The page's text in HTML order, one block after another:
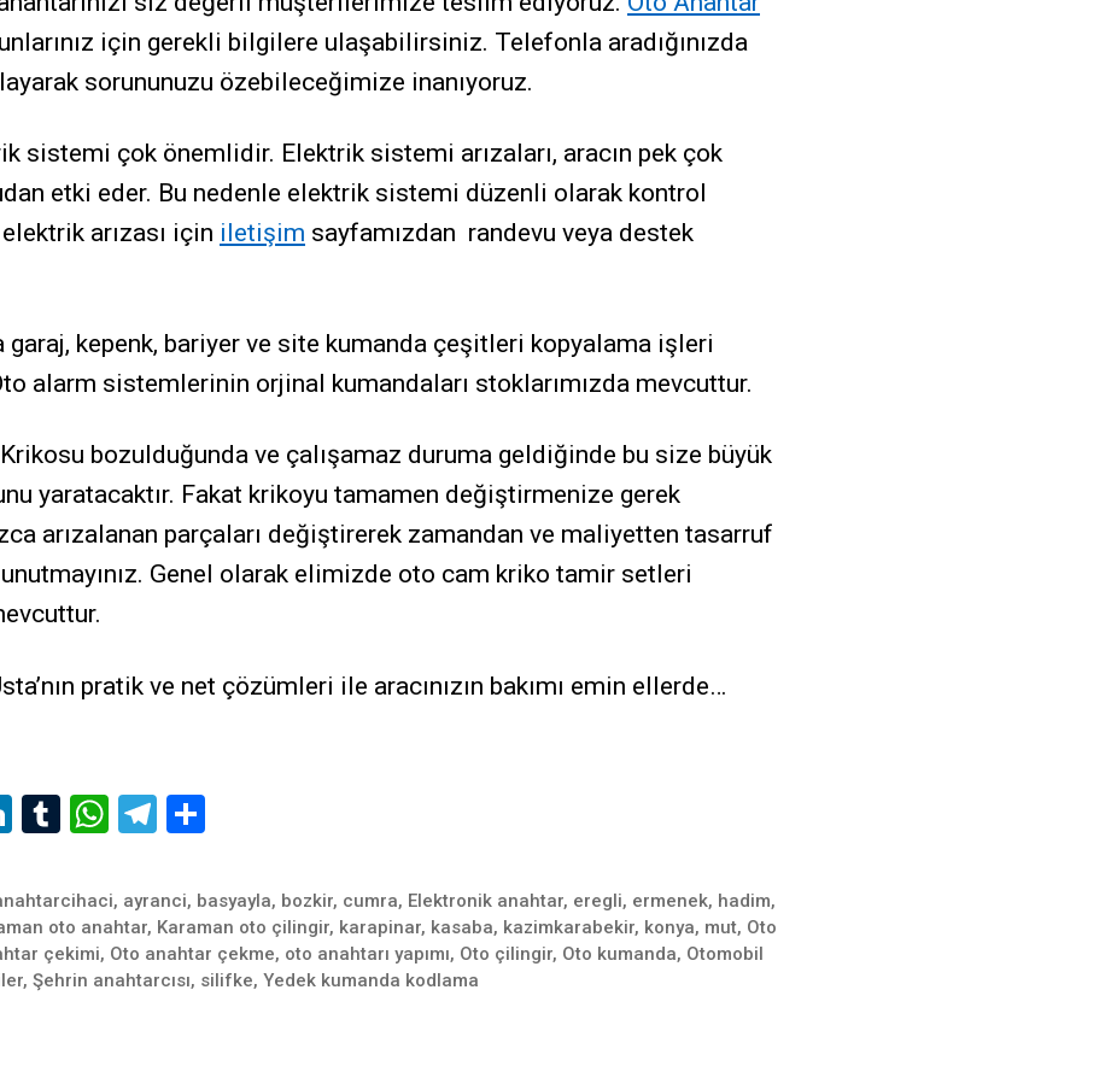
için gerekli bilgilere ulaşabilirsiniz. Telefonla aradığınızda
sorununuzu özebileceğimize inanıyoruz.
sistemi çok önemlidir. Elektrik sistemi arızaları, aracın pek çok
etki eder. Bu nedenle elektrik sistemi düzenli olarak kontrol
arızası için iletişim sayfamızdan randevu veya destek
garaj, kepenk, bariyer ve site kumanda çeşitleri kopyalama işleri
alarm sistemlerinin orjinal kumandaları stoklarımızda mevcuttur.
Krikosu bozulduğunda ve çalışamaz duruma geldiğinde bu size büyük
yaratacaktır. Fakat krikoyu tamamen değiştirmenize gerek
arızalanan parçaları değiştirerek zamandan ve maliyetten tasarruf
Genel olarak elimizde oto cam kriko tamir setleri
pratik ve net çözümleri ile aracınızın bakımı emin ellerde…
Li
ke
dI
n
T
m
bl
r
W
at
s
A
T
e
gr
a
ar
e
, ayranci, basyayla, bozkir, cumra, Elektronik anahtar, eregli, ermenek, hadim,
oto anahtar, Karaman oto çilingir, karapinar, kasaba, kazimkarabekir, konya, mut, Oto
çekimi, Oto anahtar çekme, oto anahtarı yapımı, Oto çilingir, Oto kumanda, Otomobil
, Şehrin anahtarcısı, silifke, Yedek kumanda kodlama